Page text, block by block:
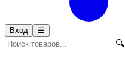
Вход ☰
🔍